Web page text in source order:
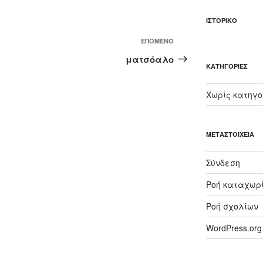
άρθρο
ΕΠΌΜΕΝΟ
ματσόαλο
ΙΣΤΟΡΙΚΌ
KΑΤΗΓΟΡΊΕΣ
Χωρίς
ΜΕΤΑΣΤΟΙΧΕΊΑ
Σύνδεση
Ροή
Ροή σχολίων
WordPress.org